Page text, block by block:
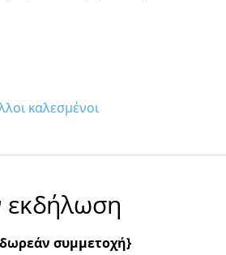
καλεσμένοι
εκδήλωση
δωρεάν συμμετοχή}